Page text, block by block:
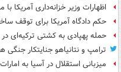
اظهارات وزیر خزانه‌داری
حکم دادگاه آمریکا برای توقف
حمله پهپادی به کشتی ترکیه‌ای در
ترامپ و نتانیاهو جنایتکار جنگی
میزبانی استقلال در آسیا به